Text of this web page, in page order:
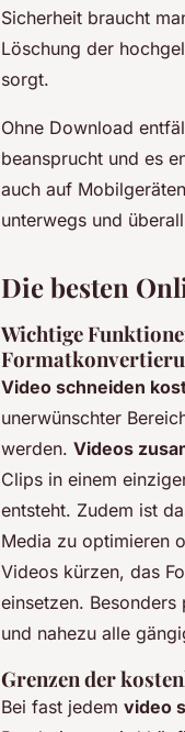
Sicherheit braucht
Löschung der
sorgt.
Ohne Download
beansprucht und es
auch auf
unterwegs und
Die besten
Wichtige
Video schneiden
unerwünschter
werden. Videos
Clips in einem
entsteht. Zudem ist
Media zu optimieren
Videos kürzen, das
einsetzen.
und nahezu alle
Grenzen der
Bei fast jedem video